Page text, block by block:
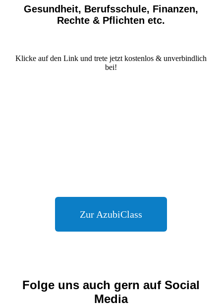
Gesundheit, Berufsschule, Finanzen,
Rechte & Pflichten etc.
Klicke auf den Link und trete jetzt kostenlos & unverbindlich
bei!
Zur AzubiClass
Folge uns auch gern auf Social
Media